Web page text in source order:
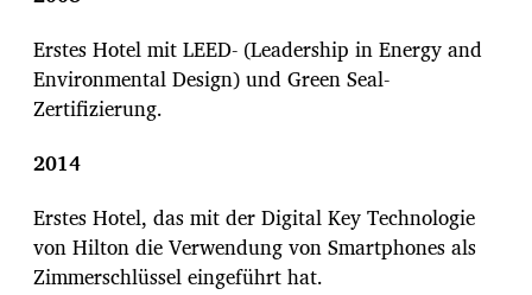
Erstes Hotel mit LEED- (Leadership in Energy and
Environmental Design) und Green Seal-
Zertifizierung.
2014
Erstes Hotel, das mit der Digital Key Technologie
von Hilton die Verwendung von Smartphones als
Zimmerschlüssel eingeführt hat.